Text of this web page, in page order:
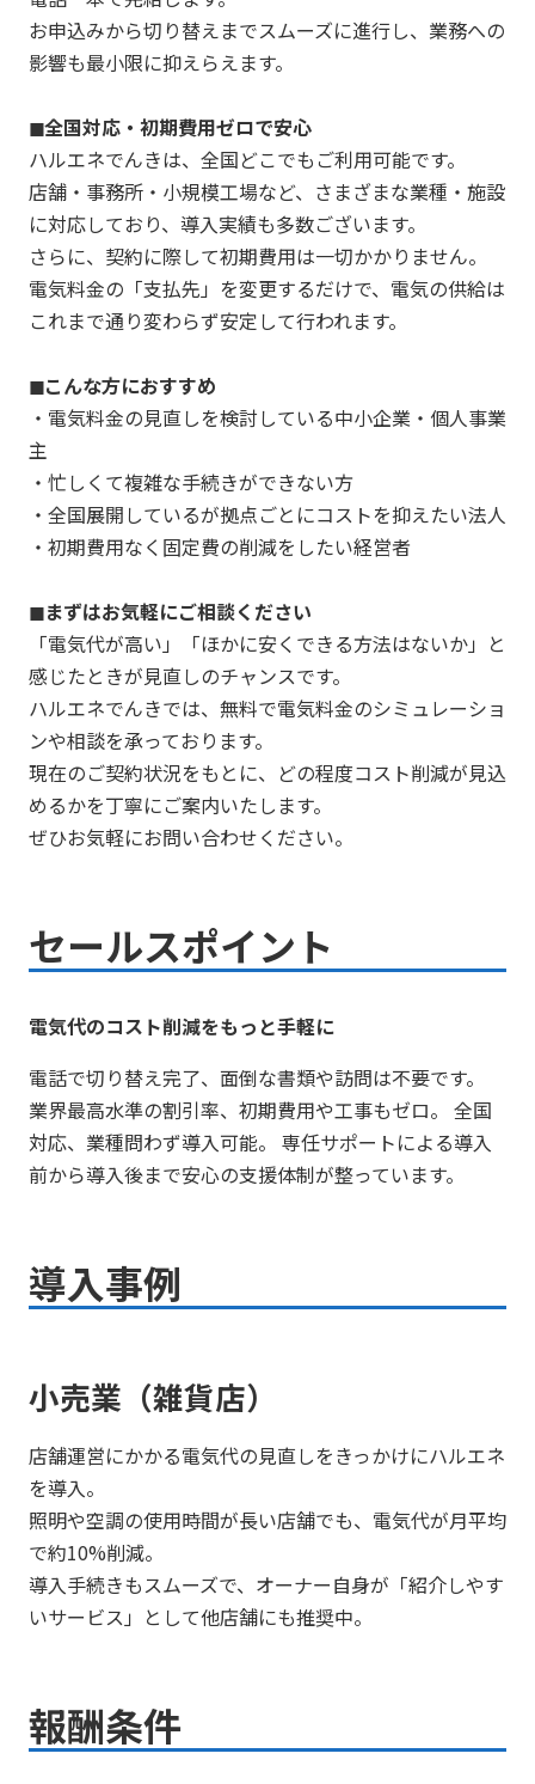
お申込みから切り替えまでスムーズに進行し、業務への
影響も最小限に抑えらえます。
◼︎全国対応・初期費用ゼロで安心
ハルエネでんきは、全国どこでもご利用可能です。
店舗・事務所・小規模工場など、さまざまな業種・施設
に対応しており、導入実績も多数ございます。
さらに、契約に際して初期費用は一切かかりません。
電気料金の「支払先」を変更するだけで、電気の供給は
これまで通り変わらず安定して行われます。
◼︎こんな方におすすめ
・電気料金の見直しを検討している中小企業・個人事業
主
・忙しくて複雑な手続きができない方
・全国展開しているが拠点ごとにコストを抑えたい法人
・初期費用なく固定費の削減をしたい経営者
◼︎まずはお気軽にご相談ください
「電気代が高い」「ほかに安くできる方法はないか」と
感じたときが見直しのチャンスです。
ハルエネでんきでは、無料で電気料金のシミュレーショ
ンや相談を承っております。
現在のご契約状況をもとに、どの程度コスト削減が見込
めるかを丁寧にご案内いたします。
ぜひお気軽にお問い合わせください。
セールスポイント
電気代のコスト削減をもっと手軽に
電話で切り替え完了、面倒な書類や訪問は不要です。
業界最高水準の割引率、初期費用や工事もゼロ。 全国
対応、業種問わず導入可能。 専任サポートによる導入
前から導入後まで安心の支援体制が整っています。
導入事例
小売業（雑貨店）
店舗運営にかかる電気代の見直しをきっかけにハルエネ
を導入。
照明や空調の使用時間が長い店舗でも、電気代が月平均
で約10%削減。
導入手続きもスムーズで、オーナー自身が「紹介しやす
いサービス」として他店舗にも推奨中。
報酬条件